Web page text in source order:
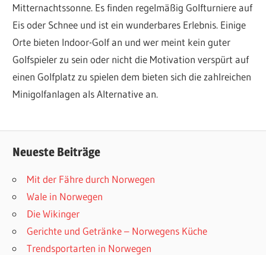
Mitternachtssonne. Es finden regelmäßig Golfturniere auf
Eis oder Schnee und ist ein wunderbares Erlebnis. Einige
Orte bieten Indoor-Golf an und wer meint kein guter
Golfspieler zu sein oder nicht die Motivation verspürt auf
einen Golfplatz zu spielen dem bieten sich die zahlreichen
Minigolfanlagen als Alternative an.
Neueste Beiträge
Mit der Fähre durch Norwegen
Wale in Norwegen
Die Wikinger
Gerichte und Getränke – Norwegens Küche
Trendsportarten in Norwegen